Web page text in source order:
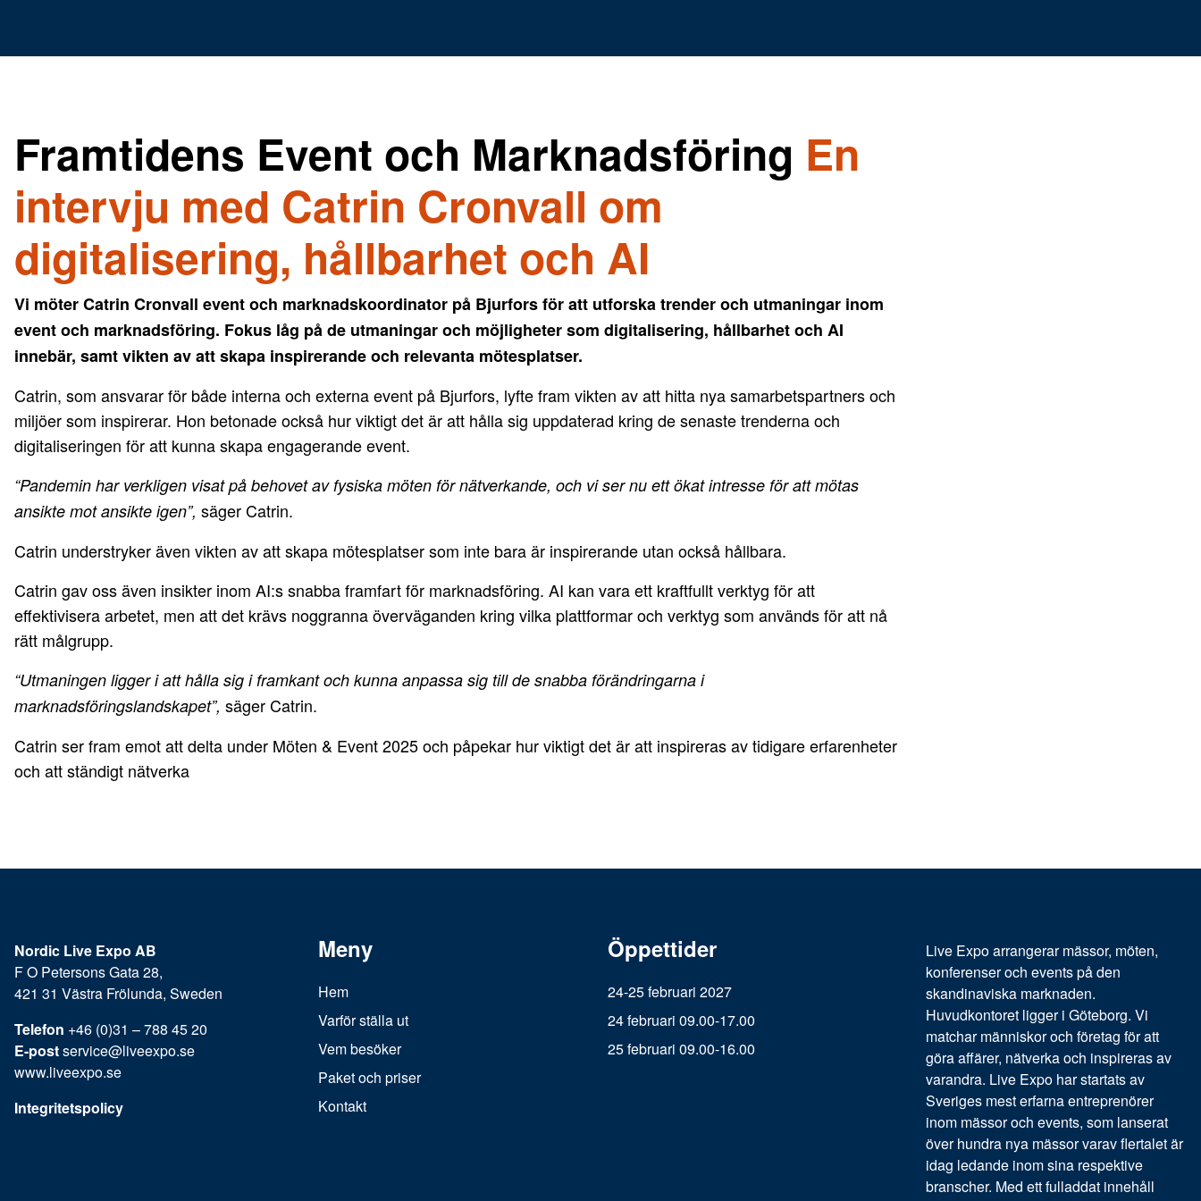
Framtidens Event och Marknadsföring En
intervju med Catrin Cronvall om
digitalisering, hållbarhet och AI
Vi möter Catrin Cronvall event och marknadskoordinator på Bjurfors för att utforska trender och utmaningar inom
event och marknadsföring. Fokus låg på de utmaningar och möjligheter som digitalisering, hållbarhet och AI
innebär, samt vikten av att skapa inspirerande och relevanta mötesplatser.
Catrin, som ansvarar för både interna och externa event på Bjurfors, lyfte fram vikten av att hitta nya samarbetspartners och
miljöer som inspirerar. Hon betonade också hur viktigt det är att hålla sig uppdaterad kring de senaste trenderna och
digitaliseringen för att kunna skapa engagerande event.
“Pandemin har verkligen visat på behovet av fysiska möten för nätverkande, och vi ser nu ett ökat intresse för att mötas
ansikte mot ansikte igen”, säger Catrin.
Catrin understryker även vikten av att skapa mötesplatser som inte bara är inspirerande utan också hållbara.
Catrin gav oss även insikter inom AI:s snabba framfart för marknadsföring. AI kan vara ett kraftfullt verktyg för att
effektivisera arbetet, men att det krävs noggranna överväganden kring vilka plattformar och verktyg som används för att nå
rätt målgrupp.
“Utmaningen ligger i att hålla sig i framkant och kunna anpassa sig till de snabba förändringarna i
marknadsföringslandskapet”, säger Catrin.
Catrin ser fram emot att delta under Möten & Event 2025 och påpekar hur viktigt det är att inspireras av tidigare erfarenheter
och att ständigt nätverka
Nordic Live Expo AB
F O Petersons Gata 28,
421 31 Västra Frölunda, Sweden
Telefon +46 (0)31 – 788 45 20
E-postservice@liveexpo.se
www.liveexpo.se
Integritetspolicy
Meny
Hem
Varför ställa ut
Vem besöker
Paket och priser
Kontakt
Öppettider
24-25 februari 2027
24 februari 09.00-17.00
25 februari 09.00-16.00
Live Expo arrangerar mässor, möten,
konferenser och events på den
skandinaviska marknaden.
Huvudkontoret ligger i Göteborg. Vi
matchar människor och företag för att
göra affärer, nätverka och inspireras av
varandra. Live Expo har startats av
Sveriges mest erfarna entreprenörer
inom mässor och events, som lanserat
över hundra nya mässor varav flertalet är
idag ledande inom sina respektive
branscher. Med ett fulladdat innehåll